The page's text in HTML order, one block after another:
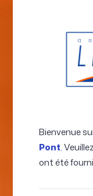
Bienvenue
Pont.
ont été